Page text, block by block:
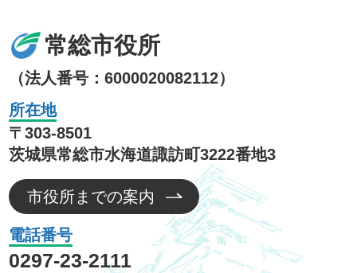
常総市役所
（法人番号：6000020082112）
所在地
〒303-8501
茨城県常総市水海道諏訪町3222番地3
市役所までの案内
電話番号
0297-23-2111